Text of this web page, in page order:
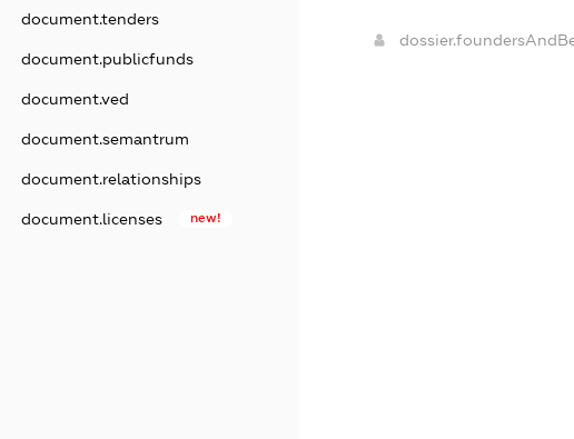
document.tenders
document.publicfunds
document.ved
document.semantrum
document.relationships
document.licenses new!